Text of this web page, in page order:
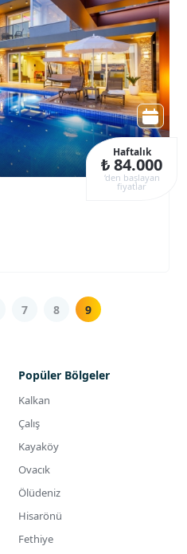
Haftalık
₺ 84.000
‘den başlayan
fiyatlar
7 8 9
Popüler Bölgeler
Kalkan
Çalış
Kayaköy
Ovacık
Ölüdeniz
Hisarönü
Fethiye